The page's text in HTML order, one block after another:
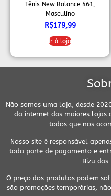
Tênis New Balance 461,
Masculino
R$179,99
Ir à loja
Não somos uma loja, desde
da internet das maiores lojas
todos que nos
Nosso site é responsável
toda parte de pagamento e
Bizu das
O preço dos produtos podem
são promoções temporárias,